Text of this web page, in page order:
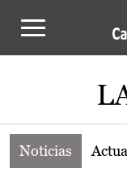
Noticias de
Noticias